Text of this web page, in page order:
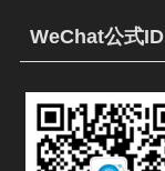
WeChat公式ID